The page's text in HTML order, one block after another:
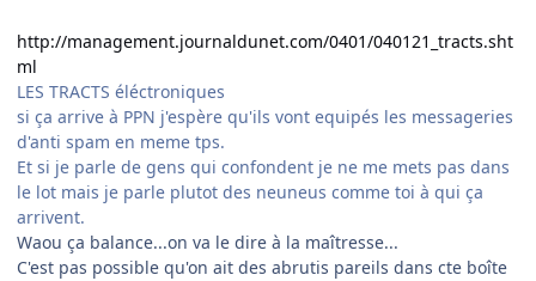
http://management.journaldunet.com/0401/040121_tracts.sht
ml
LES TRACTS éléctroniques
si ça arrive à PPN j'espère qu'ils vont equipés les messageries
d'anti spam en meme tps.
Et si je parle de gens qui confondent je ne me mets pas dans
le lot mais je parle plutot des neuneus comme toi à qui ça
arrivent.
Waou ça balance...on va le dire à la maîtresse...
C'est pas possible qu'on ait des abrutis pareils dans cte boîte